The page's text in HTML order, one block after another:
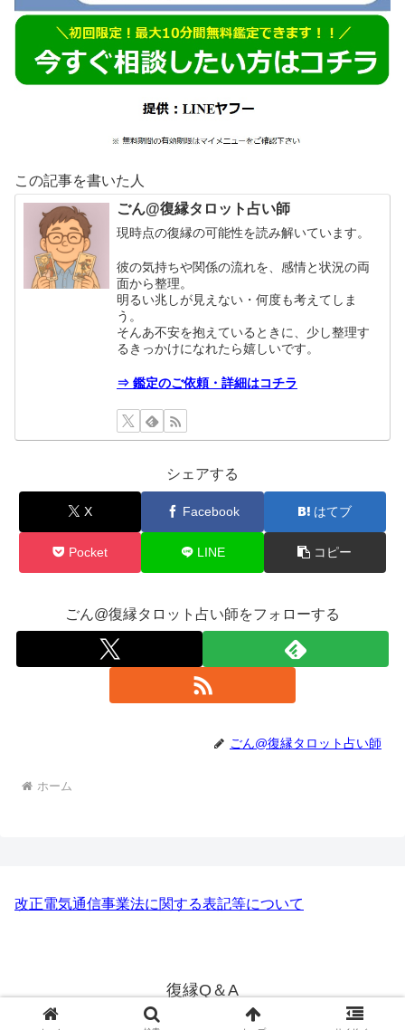
この記事を書いた人
ごん@復縁タロット占い師
現時点の復縁の可能性を読み解いています。
彼の気持ちや関係の流れを、感情と状況の両
面から整理。
明るい兆しが見えない・何度も考えてしま
う。
そんあ不安を抱えているときに、少し整理す
るきっかけになれたら嬉しいです。
⇒ 鑑定のご依頼・詳細はコチラ
シェアする
X Facebook はてブ
Pocket LINE コピー
ごん@復縁タロット占い師をフォローする
ごん@復縁タロット占い師
ホーム
改正電気通信事業法に関する表記等について
復縁Q＆A
© 2020 復縁Q＆A.